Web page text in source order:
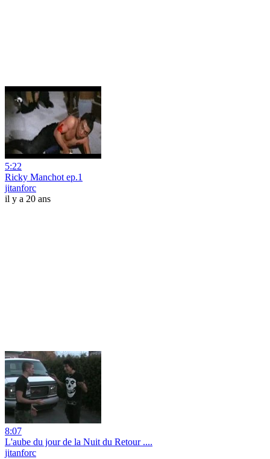
5:22
Ricky Manchot ep.1
jitanforc
il y a 20 ans
8:07
L'aube du jour de la Nuit du Retour ....
jitanforc